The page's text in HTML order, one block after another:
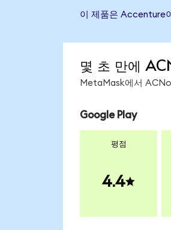
이 제품은 Accenture
몇 초 만에
MetaMask에서
Google Play
평점
4.4